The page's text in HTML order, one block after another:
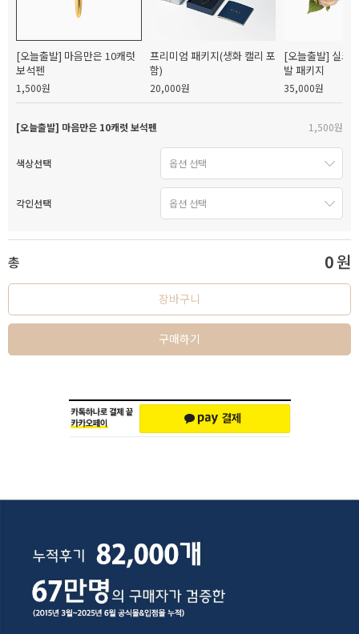
[오늘출발] 마음만은 10캐럿
보석펜
1,500원
프리미엄 패키지(생화 캘리 포
함)
20,000원
[오늘출발] 실크
발 패키지
35,000원
[오늘출발] 마음만은 10캐럿 보석펜 1,500원
색상선택
각인선택
총 0원
장바구니
구매하기